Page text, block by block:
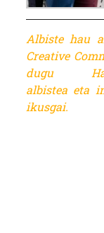
Albiste hau
Creative
dugu
albistea eta
ikusgai.